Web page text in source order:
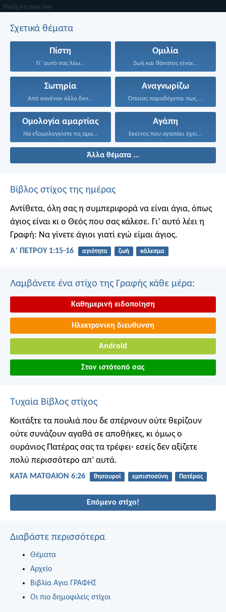
Σχετικά θέματα
Πίστη
Γι’ αυτό σας λέω...
Ομιλία
Ζωή και θάνατος είναι...
Σωτηρία
Από κανέναν άλλο δεν...
Αναγνωρίζω
Όποιος παραδέχεται πως ο...
Ομολογία αμαρτίας
Να εξομολογείστε τις αμαρτίες...
Αγάπη
Εκείνος που αγαπάει έχει...
Άλλα θέματα ...
Βίβλος στίχος της ημέρας
Αντίθετα, όλη σας η συμπεριφορά να είναι άγια, όπως
άγιος είναι κι ο Θεός που σας κάλεσε. Γι’ αυτό λέει η
Γραφή: Να γίνετε άγιοι γιατί εγώ είμαι άγιος.
Α΄ ΠΕΤΡΟΥ 1:15-16 αγιότητα ζωή κάλεσμα
Λαμβάνετε ένα στίχο της Γραφής κάθε μέρα:
Καθημερινή ειδοποίηση
Ηλεκτρονικη διευθυνση
Android
Στον ιστότοπό σας
Τυχαία Βίβλος στίχος
Κοιτάξτε τα πουλιά που δε σπέρνουν ούτε θερίζουν
ούτε συνάζουν αγαθά σε αποθήκες, κι όμως ο
ουράνιος Πατέρας σας τα τρέφει· εσείς δεν αξίζετε
πολύ περισσότερο απ’ αυτά.
ΚΑΤΑ ΜΑΤΘΑΙΟΝ 6:26 θησαυροί εμπιστοσύνη Πατέρας
Επόμενο στίχο!
Διαβάστε περισσότερα
Θέματα
Αρχείο
Βιβλία Αγια ΓΡΑΦΗΣ
Οι πιο δημοφιλείς στίχοι